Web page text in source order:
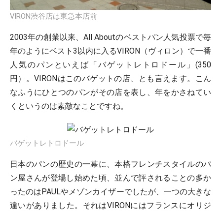
VIRON渋谷店は東急本店前
2003年の創業以来、All Aboutのベストパン人気投票で毎
年のようにベスト3以内に入るVIRON（ヴィロン）で一番
人気のパンといえば「バゲットレトロドール」(350
円）。VIRONはこのバゲットの店、とも言えます。こん
なふうにひとつのパンがその店を表し、年をかさねてい
くというのは素敵なことですね。
バゲットレトロドール
日本のパンの歴史の一幕に、本格フレンチスタイルのパ
ン屋さんが登場し始めた頃、並んで評されることの多か
ったのはPAULやメゾンカイザーでしたが、一つの大きな
違いがありました。それはVIRONにはフランスにオリジ